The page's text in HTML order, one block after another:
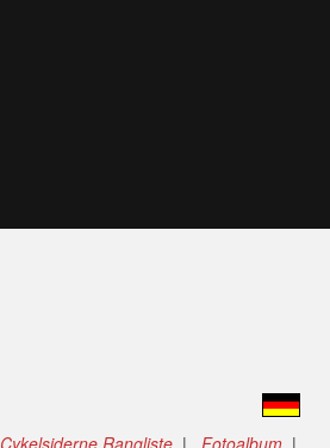
Cykelsiderne Rangliste | Fotoalbum |